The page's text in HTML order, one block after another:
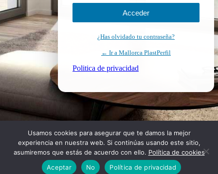
¿Has olvidado tu contraseña?
← Ir a Mallorca PlastPerfil
Politica de privacidad
Usamos cookies para asegurar que te damos la mejor
experiencia en nuestra web. Si continúas usando este sitio,
asumiremos que estás de acuerdo con ello. Política de cookies
Aceptar
No Política de privacidad